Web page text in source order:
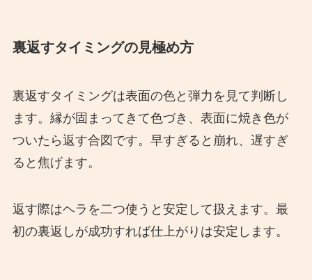
裏返すタイミングの見極め方
裏返すタイミングは表面の色と弾力を見て判断し
ます。縁が固まってきて色づき、表面に焼き色が
ついたら返す合図です。早すぎると崩れ、遅すぎ
ると焦げます。
返す際はヘラを二つ使うと安定して扱えます。最
初の裏返しが成功すれば仕上がりは安定します。